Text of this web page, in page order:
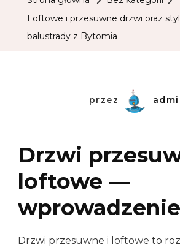
Loftowe i przesuwne drzwi oraz
balustrady z Bytomia
przez
Drzwi
loftowe —
wprowadzenie
Drzwi przesuwne i loftowe to